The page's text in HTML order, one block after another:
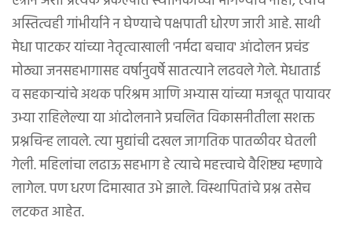
अस्तित्वही गांभीर्याने न घेण्याचे पक्षपाती धोरण जारी आहे. साथी
मेधा पाटकर यांच्या नेतृत्वाखाली 'नर्मदा बचाव' आंदोलन प्रचंड
मोठ्या जनसहभागासह वर्षानुवर्षे सातत्याने लढवले गेले. मेधाताई
व सहकाऱ्यांचे अथक परिश्रम आणि अभ्यास यांच्या मजबूत पायावर
उभ्या राहिलेल्या या आंदोलनाने प्रचलित विकासनीतीला सशक्त
प्रश्नचिन्ह लावले. त्या मुद्यांची दखल जागतिक पातळीवर घेतली
गेली. महिलांचा लढाऊ सहभाग हे त्याचे महत्त्वाचे वैशिष्ट्य म्हणावे
लागेल. पण धरण दिमाखात उभे झाले. विस्थापितांचे प्रश्न तसेच
लटकत आहेत.